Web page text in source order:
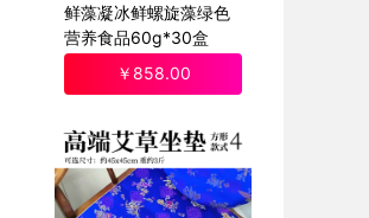
鲜藻凝冰鲜螺旋藻绿色
营养食品60g*30盒
￥858.00